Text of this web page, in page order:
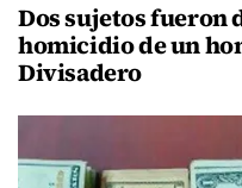
Dos sujetos fueron
homicidio de un
Divisadero